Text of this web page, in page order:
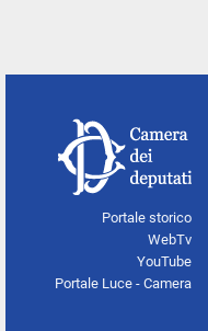
Portale storico
WebTv
YouTube
Portale Luce - Camera